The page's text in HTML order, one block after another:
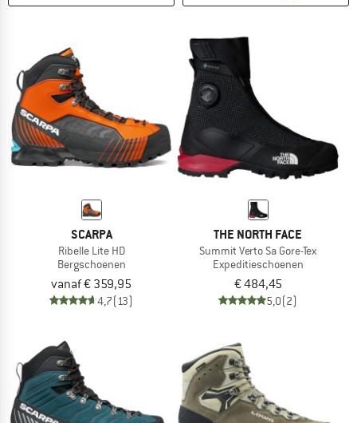
SCARPA
Ribelle Lite HD
Bergschoenen
vanaf € 359,95
4,7(13)
THE NORTH FACE
Summit Verto Sa Gore-Tex
Expeditieschoenen
€ 484,45
5,0(2)